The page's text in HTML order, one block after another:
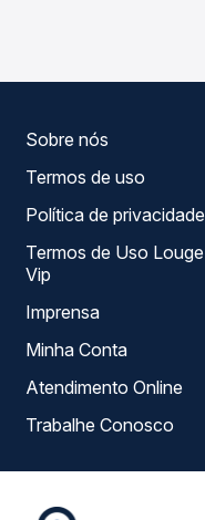
Sobre nós
Termos de uso
Política de privacidade
Termos de Uso Louge
Vip
Imprensa
Minha Conta
Atendimento Online
Trabalhe Conosco